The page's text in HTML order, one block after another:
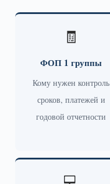
🧾
ФОП 1 группы
Кому нужен контроль
сроков, платежей и
годовой отчетности